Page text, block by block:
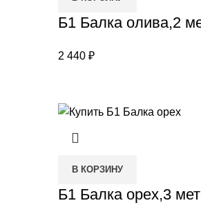
Б1 Балка олива,2
2 440₽
В КОРЗИНУ
Б1 Балка орех,3